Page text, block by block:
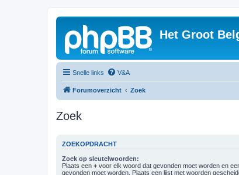
Het Groot
Snelle links V&A
Forumoverzicht Zoek
Zoek
ZOEKOPDRACHT
Zoek op sleutelwoorden:
Plaats een + voor elk woord dat gevonden moet worden en
gevonden moet worden. Plaats een lijst met woorden